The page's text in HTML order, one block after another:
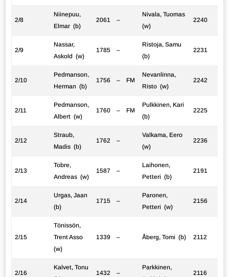
2/8
Niinepuu,
Elmar (b)
2061 –
Nivala, Tuomas
(w)
2240
2/9
Nassar,
Askold (w)
1785 –
Ristoja, Samu
(b)
2231
2/10
Pedmanson,
Herman (b)
1756 – FM
Nevanlinna,
Risto (w)
2242
2/11
Pedmanson,
Albert (w)
1760 – FM
Pulkkinen, Kari
(b)
2225
2/12
Straub,
Madis (b)
1762 –
Valkama, Eero
(w)
2236
2/13
Tobre,
Andreas (w)
1587 –
Laihonen,
Petteri (b)
2191
2/14
Urgas, Jaan
(b)
1715 –
Paronen,
Petteri (w)
2156
2/15
Tönissön,
Trent Asso
(w)
1339 – Åberg, Tomi (b) 2112
2/16
Kalvet, Tonu
1432 –
Parkkinen,
2116